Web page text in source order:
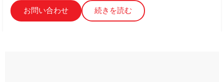
お問い合わせ 続きを読む